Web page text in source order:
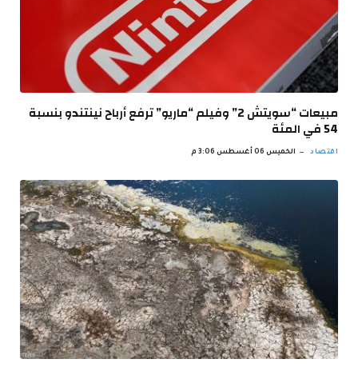
مبيعات “سويتش 2” وفيلم “ماريو” ترفع أرباح نينتندو بنسبة
54 في المئة
اقتصاد الخميس 06 أغسطس 3:06 م